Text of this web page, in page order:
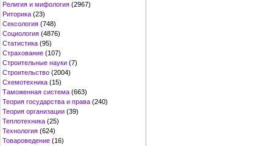
Религия и мифология (2967)
Риторика (23)
Сексология (748)
Социология (4876)
Статистика (95)
Страхование (107)
Строительные науки (7)
Строительство (2004)
Схемотехника (15)
Таможенная система (663)
Теория государства и права (240)
Теория организации (39)
Теплотехника (25)
Технология (624)
Товароведение (16)